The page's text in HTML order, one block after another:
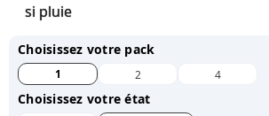
si pluie
Choisissez votre pack
1 2 4
Choisissez votre état